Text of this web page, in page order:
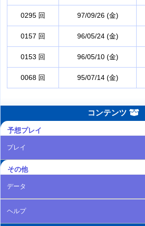
0295 回 97/09/26 (金)
0157 回 96/05/24 (金)
0153 回 96/05/10 (金)
0068 回 95/07/14 (金)
コンテンツ
予想プレイ
プレイ
その他
データ
ヘルプ